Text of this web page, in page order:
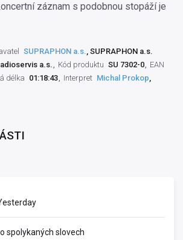
záznam s podobnou stopáží je
SUPRAPHON a.s.
, SUPRAPHON a.s.
a.s. Kód produktu SU 7302-0
EAN
délka 01:18:43 Interpret Michal Prokop
spolykaných slovech